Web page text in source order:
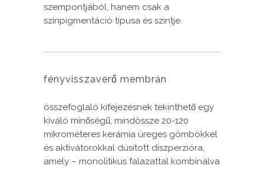
szempontjából, hanem csak a
színpigmentáció típusa és szintje.
fényvisszaverő membrán
összefoglaló kifejezésnek tekinthető egy
kiváló minőségű, mindössze 20-120
mikrométeres kerámia üreges gömbökkel
és aktivátorokkal dúsított diszperzióra,
amely – monolitikus falazattal kombinálva